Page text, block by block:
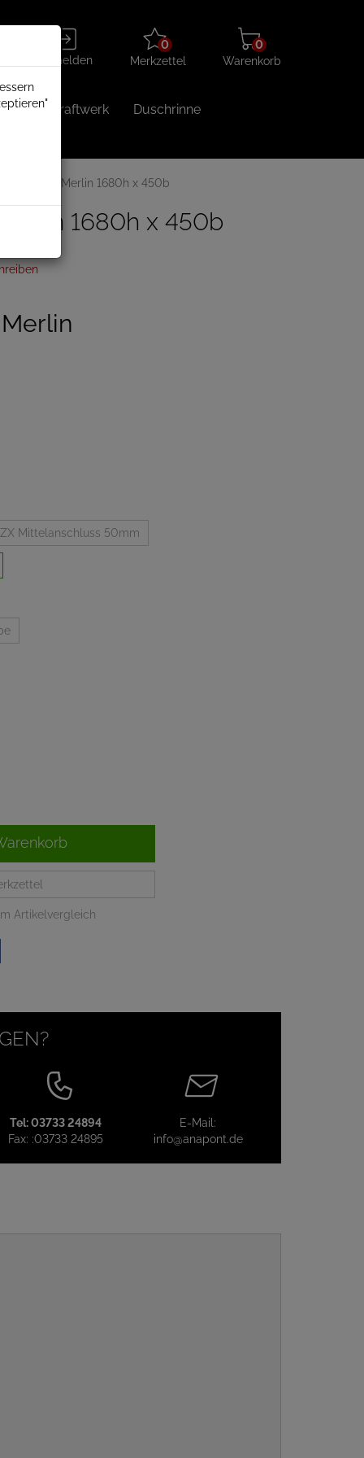
Anmelden
Anmelden
Merkzettel
aufklappen
0
Merkzettel
Warenkorb
aufklappen
0
Warenkorb
Balkonkraftwerk Duschrinne
Merlin 1680h x 450b
1680h x 450b
ZX Mittelanschluss 50mm
Artikelvergleich
Tel:03733 24894
Fax: :03733 24895
E-Mail:
info@anapont.de